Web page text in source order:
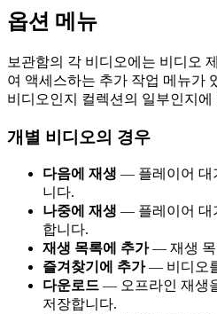
옵션 메뉴
보관함의 각 비디오에는 비디오
여 액세스하는 추가 작업 메뉴가
비디오인지 컬렉션의 일부인지에
개별 비디오의 경우
다음에 재생 — 플레이어 대
니다.
나중에 재생 — 플레이어 대
합니다.
재생 목록에 추가— 재생 목
즐겨찾기에 추가— 비디오
다운로드 — 오프라인 재생
저장합니다.